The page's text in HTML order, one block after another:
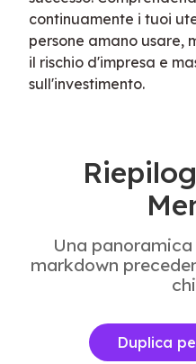
continuamente i tuoi
persone amano usare,
il rischio d'impresa e
sull'investimento.
Una
markdown
Duplica